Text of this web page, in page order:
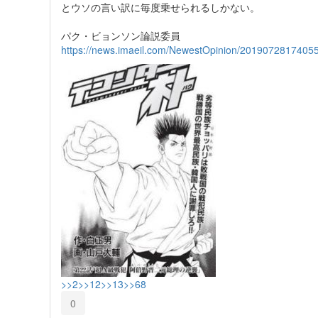
とウソの言い訳に毎度乗せられるしかない。
パク・ビョンソン論説委員
https://news.imaeil.com/NewestOpinion/
>>2>>12>>13>>68
0